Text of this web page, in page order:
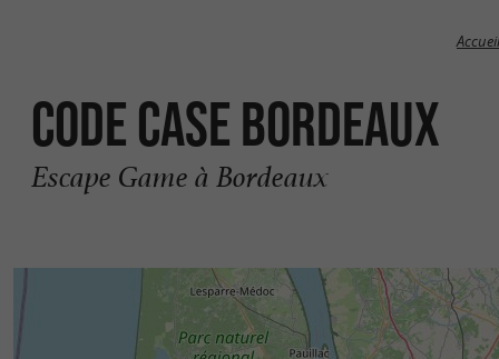
Accueil
Code Case Bordeaux
Escape Game à Bordeaux